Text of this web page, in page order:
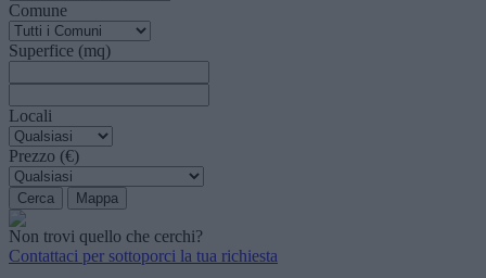
Comune
Superfice (mq)
Locali
Prezzo (€)
Non trovi quello che cerchi?
Contattaci per sottoporci la tua richiesta